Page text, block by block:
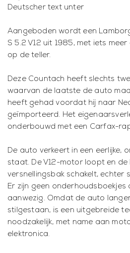
Deutscher text unter
Aangeboden wordt een
S 5.2 V12 uit 1985, met iets
op de teller.
Deze Countach heeft slechts
waarvan de laatste de auto
heeft gehad voordat hij naar
geïmporteerd. Het
onderbouwd met een Carfax-
De auto verkeert in een eerlijke,
staat. De V12-motor loopt en de
versnellingsbak schakelt, echter
Er zijn geen onderhoudsboekjes
aanwezig. Omdat de auto
stilgestaan, is een uitgebreide
noodzakelijk, met name aan
elektronica.